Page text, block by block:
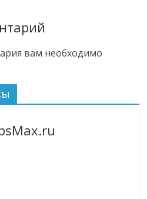
вам необходимо